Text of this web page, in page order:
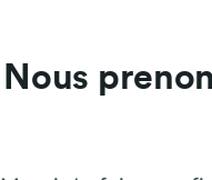
Nous